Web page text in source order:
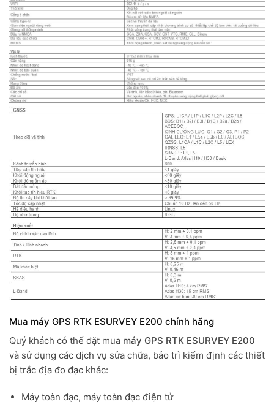
Mua máy GPS RTK ESURVEY E200 chính hãng
Quý khách có thể đặt mua máy GPS RTK ESURVEY E200
và sử dụng các dịch vụ sửa chữa, bảo trì kiểm định các thiết
bị trắc địa đo đạc khác:
Máy toàn đạc, máy toàn đạc điện tử